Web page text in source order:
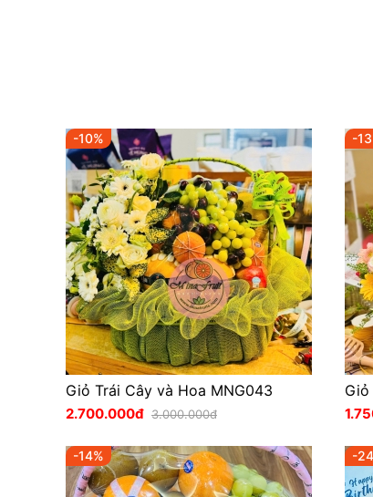
-10%
Giỏ Trái Cây và Hoa MNG043
2.700.000đ 3.000.000đ
-
Giỏ
-14% -